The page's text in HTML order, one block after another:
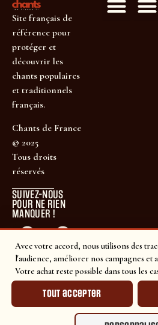
Avec votre accord, nous utilisons des
l'audience, améliorer nos campagnes et
Votre achat reste possible dans tous les
Tout accepter
Site français de
référence pour
protéger et
découvrir les
chants populaires
et traditionnels
français.
Chants de France
© 2025
Tous droits
réservés
SUIVEZ-NOUS
POUR NE RIEN
MANQUER !